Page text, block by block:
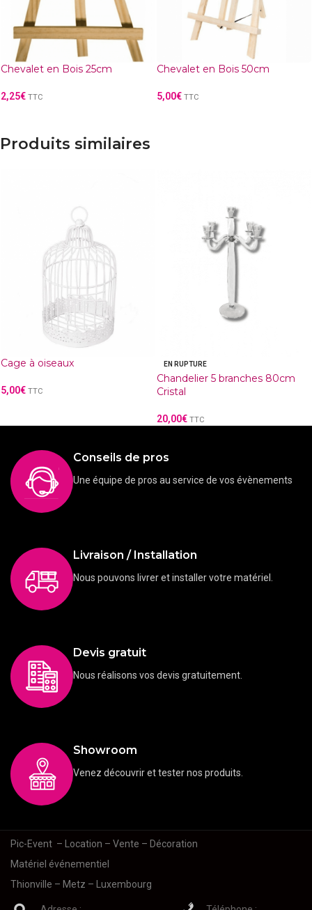
Chevalet en Bois 25cm
2,25€ TTC
Chevalet en Bois 50cm
5,00€ TTC
Produits similaires
Cage à oiseaux
5,00€ TTC
EN RUPTURE
Chandelier 5 branches 80cm
Cristal
20,00€ TTC
Conseils de pros
Une équipe de pros au service de vos évènements
Livraison / Installation
Nous pouvons livrer et installer votre matériel.
Devis gratuit
Nous réalisons vos devis gratuitement.
Showroom
Venez découvrir et tester nos produits.
Pic-Event – Location – Vente – Décoration
Matériel événementiel
Thionville – Metz – Luxembourg